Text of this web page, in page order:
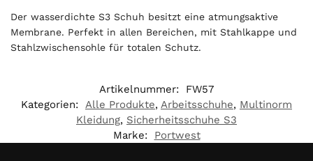
€
Der wasserdichte S3 Schuh besitzt eine atmungsaktive
Membrane. Perfekt in allen Bereichen, mit Stahlkappe und
Stahlzwischensohle für totalen Schutz.
Artikelnummer:
FW57
Kategorien: Alle Produkte, Arbeitsschuhe, Multinorm
Kleidung, Sicherheitsschuhe S3
Marke:
Portwest